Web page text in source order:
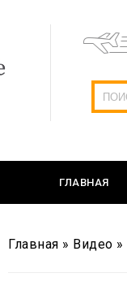
ГЛАВНАЯ
Главная » Видео »